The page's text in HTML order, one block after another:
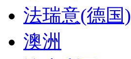
法瑞意(德国)
澳洲